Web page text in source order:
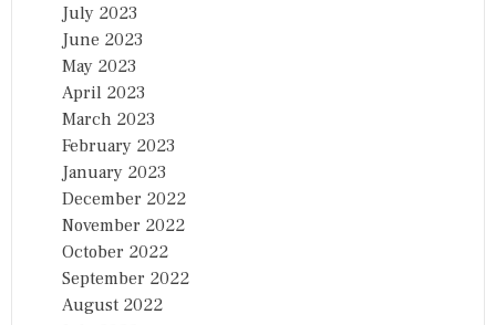
July 2023
June 2023
May 2023
April 2023
March 2023
February 2023
January 2023
December 2022
November 2022
October 2022
September 2022
August 2022